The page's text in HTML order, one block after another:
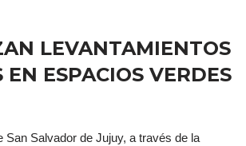
LEVANTAMIENTOS
EN ESPACIOS VERDES
San Salvador de Jujuy, a través de la